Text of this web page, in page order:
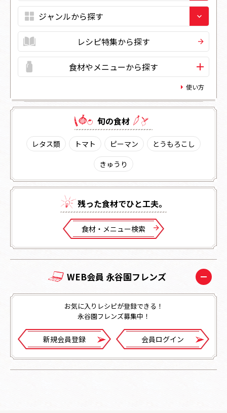
レシピ特集から探す
食材やメニューから探す
使い方
旬の⾷材
レタス類 トマト ピーマン
とうもろこし
きゅうり
残った⾷材でひと⼯夫。
⾷材・メニュー検索
WEB会員 永谷園フレンズ
お気に入りレシピが登録できる！
永谷園フレンズ募集中！
新規会員登録 会員ログイン